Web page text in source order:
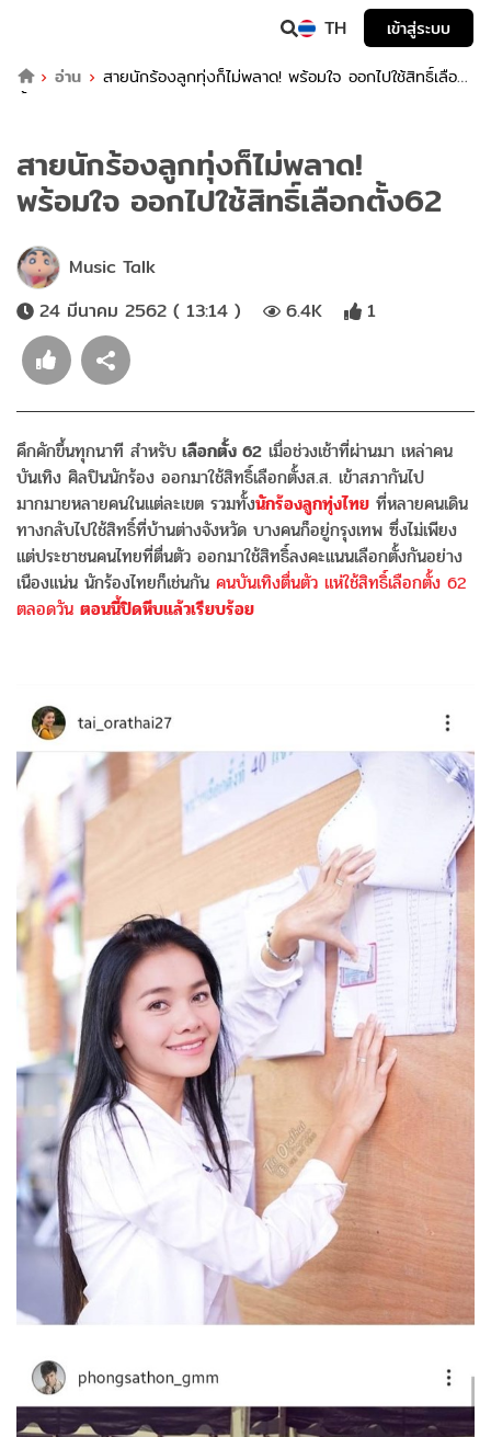
TH
เข้าสู่ระบบ
อ่าน
สายนักร้องลูกทุ่งก็ไม่พลาด! พร้อมใจ ออกไปใช้สิทธิ์เลือก
ตั้ง62
สายนักร้องลูกทุ่งก็ไม่พลาด!
พร้อมใจ ออกไปใช้สิทธิ์เลือกตั้ง62
Music Talk
24 มีนาคม 2562 ( 13:14 )
6.4K 1
คึกคักขึ้นทุกนาที สำหรับ เลือกตั้ง 62 เมื่อช่วงเช้าที่ผ่านมา เหล่าคน
บันเทิง ศิลปินนักร้อง ออกมาใช้สิทธิ์เลือกตั้งส.ส. เข้าสภากันไป
มากมายหลายคนในแต่ละเขต รวมทั้งนักร้องลูกทุ่งไทย ที่หลายคนเดิน
ทางกลับไปใช้สิทธิ์ที่บ้านต่างจังหวัด บางคนก็อยู่กรุงเทพ ซึ่งไม่เพียง
แต่ประชาชนคนไทยที่ตื่นตัว ออกมาใช้สิทธิ์ลงคะแนนเลือกตั้งกันอย่าง
เนืองแน่น นักร้องไทยก็เช่นกัน คนบันเทิงตื่นตัว แห่ใช้สิทธิ์เลือกตั้ง 62
ตลอดวัน ตอนนี้ปิดหีบแล้วเรียบร้อย